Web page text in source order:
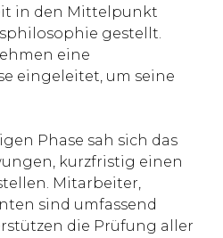
in den Mittelpunkt
gestellt.
eine
eingeleitet, um seine
Phase sah sich das
kurzfristig einen
Mitarbeiter,
sind umfassend
die Prüfung aller